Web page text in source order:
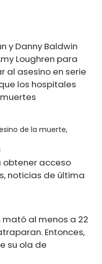
y Danny Baldwin
Loughren para
al asesino en serie
los hospitales
de la muerte,
obtener acceso
noticias de última
mató al menos a 22
Entonces,
su ola de